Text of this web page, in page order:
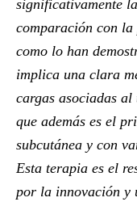
significativamente
comparación con
como lo han
implica una clara
cargas asociadas
que además es el
subcutánea y con
Esta terapia es el
por la innovación y